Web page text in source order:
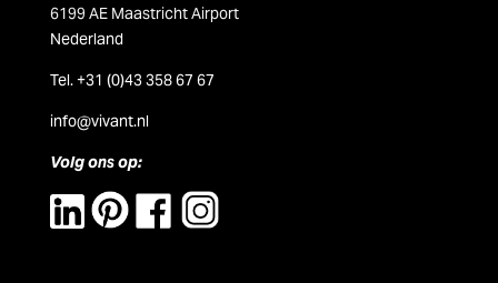
6199 AE Maastricht Airport
Nederland
Tel. +31 (0)43 358 67 67
info@vivant.nl
Volg ons op: